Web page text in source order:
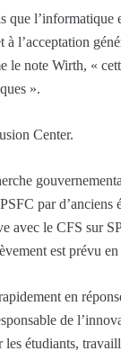
que
l’acceptation
le note Wirth, «
».
Center.
par
avec le CFS sur
est prévu
en
de
étudiants,